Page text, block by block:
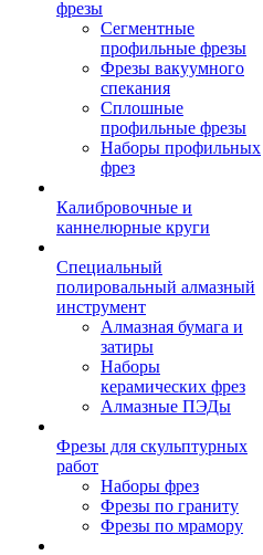
фрезы
Сегментные
профильные фрезы
Фрезы вакуумного
спекания
Сплошные
профильные фрезы
Наборы профильных
фрез
Калибровочные и
каннелюрные круги
Специальный
полировальный алмазный
инструмент
Алмазная бумага и
затиры
Наборы
керамических фрез
Алмазные ПЭДы
Фрезы для скульптурных
работ
Наборы фрез
Фрезы по граниту
Фрезы по мрамору